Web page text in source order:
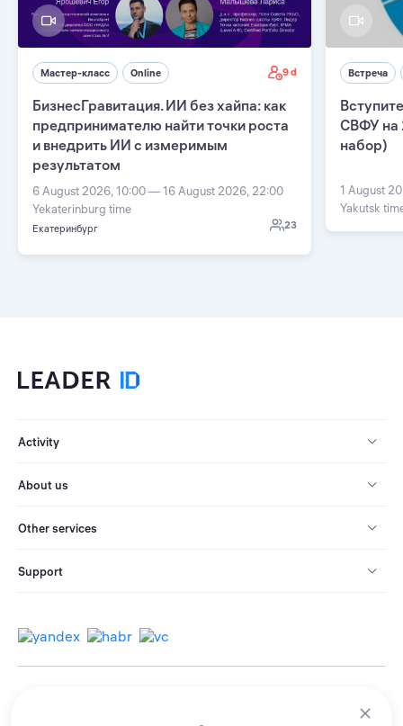
Мастер-класс Online 9 d
БизнесГравитация. ИИ без хайпа: как
предпринимателю найти точки роста
и внедрить ИИ с измеримым
результатом
6 August 2026, 10:00 — 16 August 2026, 22:00
Yekaterinburg time
Екатеринбург 23
Встреча
СВФУ на
набор)
1 August
Yakutsk
Activity
About us
Other services
Support